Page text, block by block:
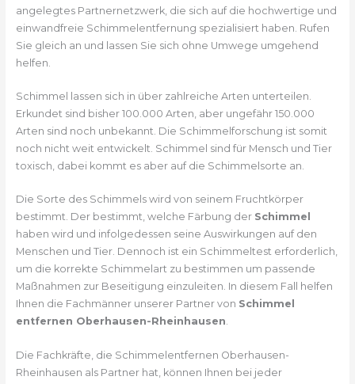
angelegtes Partnernetzwerk, die sich auf die hochwertige und
einwandfreie Schimmelentfernung spezialisiert haben. Rufen
Sie gleich an und lassen Sie sich ohne Umwege umgehend
helfen.
Schimmel lassen sich in über zahlreiche Arten unterteilen.
Erkundet sind bisher 100.000 Arten, aber ungefähr 150.000
Arten sind noch unbekannt. Die Schimmelforschung ist somit
noch nicht weit entwickelt. Schimmel sind für Mensch und Tier
toxisch, dabei kommt es aber auf die Schimmelsorte an.
Die Sorte des Schimmels wird von seinem Fruchtkörper
bestimmt. Der bestimmt, welche Färbung der Schimmel
haben wird und infolgedessen seine Auswirkungen auf den
Menschen und Tier. Dennoch ist ein Schimmeltest erforderlich,
um die korrekte Schimmelart zu bestimmen um passende
Maßnahmen zur Beseitigung einzuleiten. In diesem Fall helfen
Ihnen die Fachmänner unserer Partner von Schimmel
entfernen Oberhausen-Rheinhausen.
Die Fachkräfte, die Schimmelentfernen Oberhausen-
Rheinhausen als Partner hat, können Ihnen bei jeder